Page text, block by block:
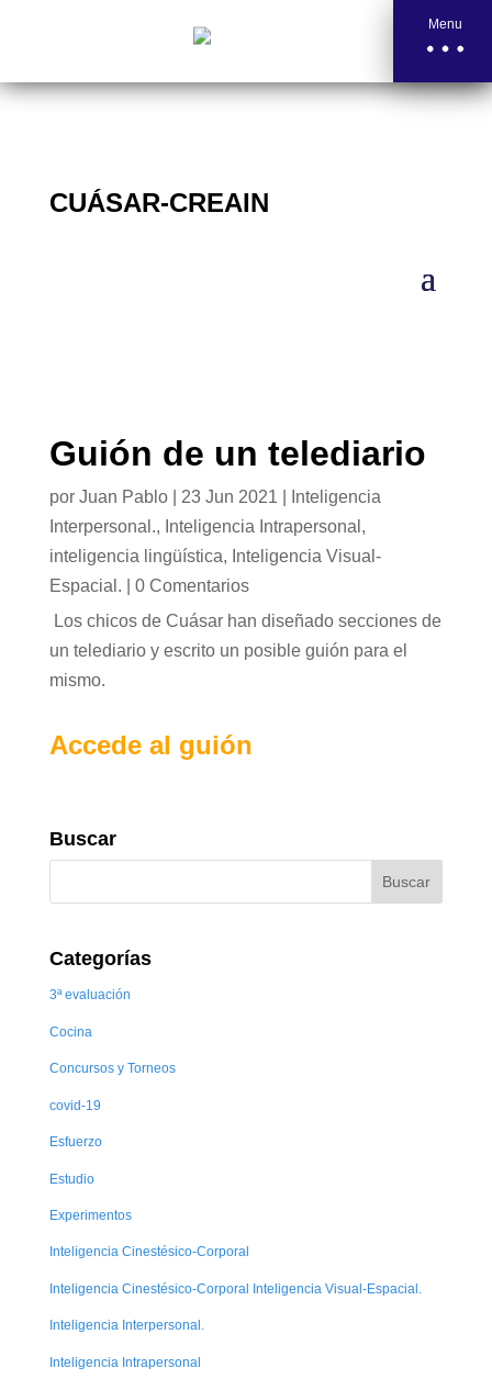
Menu
CUÁSAR-CREAIN
Guión de un telediario
por Juan Pablo| 23 Jun 2021
Inteligencia
Interpersonal., Inteligencia Intrapersonal ,
inteligencia lingüística, Inteligencia Visual-
Espacial.
0 Comentarios
Los chicos de Cuásar han diseñado secciones de
un telediario y escrito un posible guión para el
mismo.
Accede al guión
Buscar
Categorías
3ª evaluación
Cocina
Concursos y Torneos
covid-19
Esfuerzo
Estudio
Experimentos
Inteligencia Cinestésico-Corporal
Inteligencia Cinestésico-Corporal Inteligencia Visual-Espacial.
Inteligencia Interpersonal.
Inteligencia Intrapersonal